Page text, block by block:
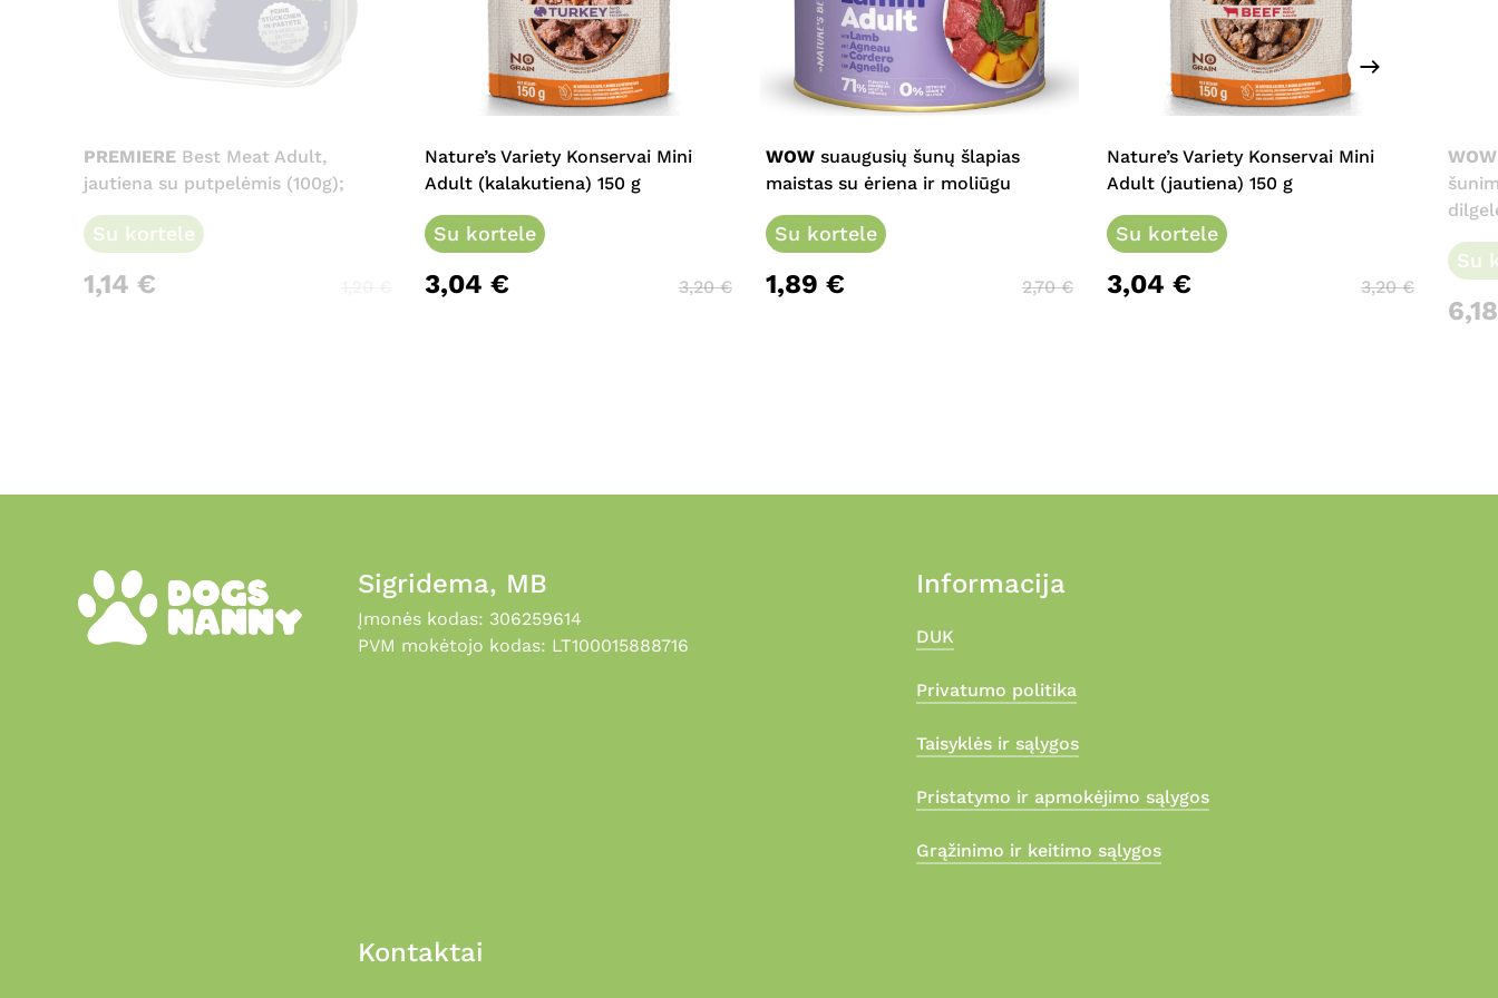
PREMIERE Best Meat Adult,
jautiena su putpelėmis (100g);
Su kortele
1,14 €
Nature’s Variety Konservai Mini
Adult (kalakutiena) 150 g
Su kortele
3,04 € 3,20€
This
product
multiple
variants.
options
may
be
WOW suaugusių šunų šlapias
maistas su ėriena ir moliūgu
Su kortele
1,89 € 2,70€
Nature’s Variety Konservai Mini
Adult (jautiena) 150 g
Su kortele
3,04 € 3,20€
WOW
Su
Sigridema, MB
Įmonės kodas: 306259614
PVM mokėtojo kodas: LT100015888716
Informacija
DUK
Privatumo politika
Taisyklės ir sąlygos
Pristatymo ir apmokėjimo sąlygos
Grąžinimo ir keitimo sąlygos
Kontaktai